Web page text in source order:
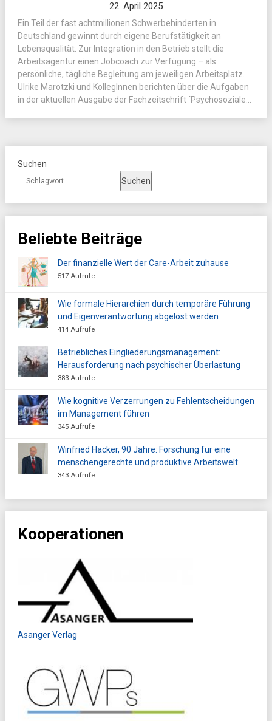
22. April 2025
Ein Teil der fast achtmillionen Schwerbehinderten in
Deutschland gewinnt durch eigene Berufstätigkeit an
Lebensqualität. Zur Integration in den Betrieb stellt die
Arbeitsagentur einen Jobcoach zur Verfügung – als
persönliche, tägliche Begleitung am jeweiligen Arbeitsplatz.
Ulrike Marotzki und KollegInnen berichten über die Aufgaben
in der aktuellen Ausgabe der Fachzeitschrift ´Psychosoziale...
Suchen
Suchen
Beliebte Beiträge
Der finanzielle Wert der Care-Arbeit zuhause
517 Aufrufe
Wie formale Hierarchien durch temporäre Führung
und Eigenverantwortung abgelöst werden
414 Aufrufe
Betriebliches Eingliederungsmanagement:
Herausforderung nach psychischer Überlastung
383 Aufrufe
Wie kognitive Verzerrungen zu Fehlentscheidungen
im Management führen
345 Aufrufe
Winfried Hacker, 90 Jahre: Forschung für eine
menschengerechte und produktive Arbeitswelt
343 Aufrufe
Kooperationen
Asanger Verlag